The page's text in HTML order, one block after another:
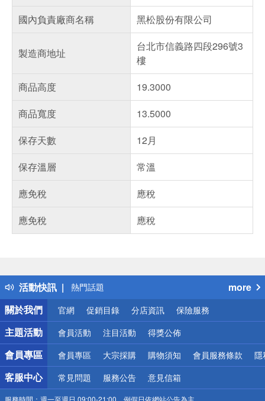
國內負責廠商名稱
黑松股份有限公司
製造商地址
台北市信義路四段296號3
樓
商品高度
19.3000
商品寬度
13.5000
保存天數
12月
保存溫層
常溫
應免稅
應稅
應免稅
應稅
活動快訊
偏遠地區配送
熱門話題
銀行優惠
偏遠地區配送
詐騙網頁！請小心！
more
關於我們
官網 促銷目錄 分店資訊 保險服務
主題活動 會員活動 注目活動 得獎公佈
會員專區 會員專區 大宗採購 購物須知 會員服務條款 隱
客服中心 常見問題 服務公告 意見信箱
服務時間： 週一至週日 09:00-21:00，例假日依網站公告為主